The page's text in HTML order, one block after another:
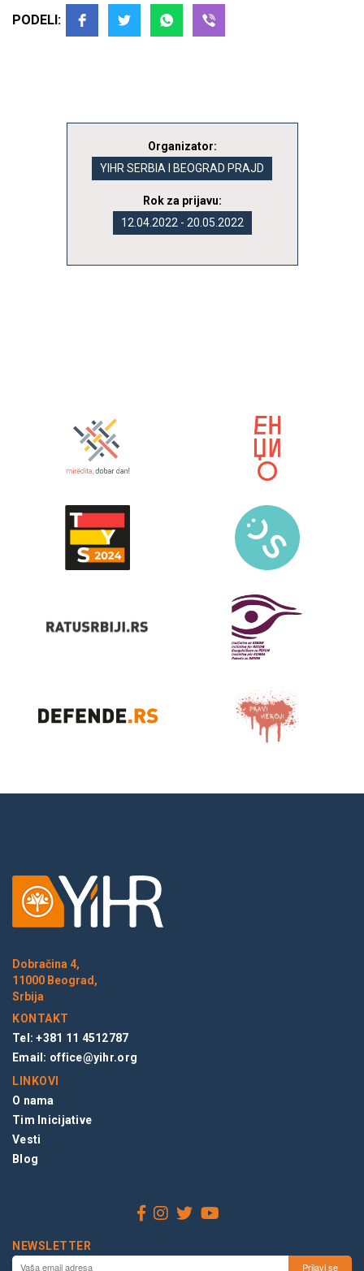
PODELI:
Organizator:
YIHR SERBIA I BEOGRAD PRAJD
Rok za prijavu:
12.04.2022 - 20.05.2022
Dobračina 4,
11000 Beograd,
Srbija
KONTAKT
Tel: +381 11 4512787
Email: office@yihr.org
LINKOVI
O nama
Tim Inicijative
Vesti
Blog
NEWSLETTER